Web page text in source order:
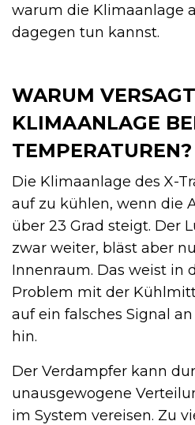
warum die Klimaanlage
dagegen tun kannst.
WARUM
KLIMAANLAGE
TEMPERATUREN?
Die Klimaanlage des X-
auf zu kühlen, wenn die
über 23 Grad steigt. Der
zwar weiter, bläst aber
Innenraum. Das weist in
Problem mit der
auf ein falsches Signal
hin.
Der Verdampfer kann
unausgewogene
im System vereisen. Zu